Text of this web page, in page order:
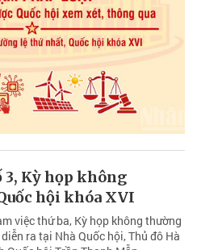
3, Kỳ họp không
hội khóa XVI
việc thứ ba, Kỳ họp không thường
ra tại Nhà Quốc hội, Thủ đô Hà